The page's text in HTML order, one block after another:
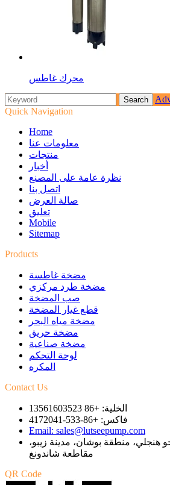
محرك غاطس
Quick Navigation
Home
معلومات عنا
منتجات
أخبار
نظرة عامة على المصنع
اتصل بنا
صالة العرض
تعليق
Mobile
Sitemap
Products
مضخة غاطسة
مضخة طرد مركزي
صب المضخة
قطع غيار المضخة
مضخة مياه البحر
مضخة حريق
مضخة صناعية
لوحة التحكم
المكره
Contact Us
الخلية: +86 13561603523
فاكس: +86-533-4172041
Email: sales@lutseepump.com
كيوجو هنجلي، منطقة بوشان، مدينة زيبو،
مقاطعة شاندونغ
QR Code